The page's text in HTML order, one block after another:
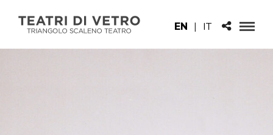
EN | IT